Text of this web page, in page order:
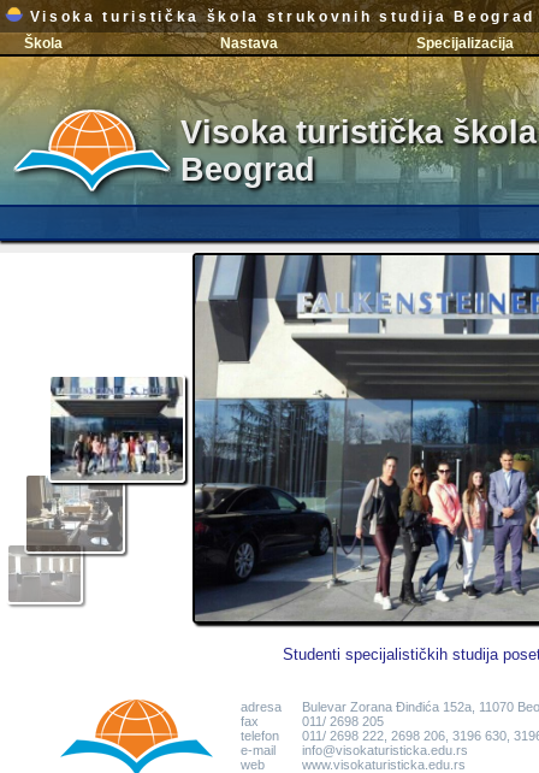
Visoka turistička škola strukovnih studija Beograd
Škola
Nastava Specijalizacija
Visoka turistička
Beograd
Studenti specijalističkih studija
adresa
Bulevar Zorana Đinđića 152a, 11070
fax
011/ 2698 205
telefon
011/ 2698 222, 2698 206, 3196 630,
e-mail
info@visokaturisticka.edu.rs
web
www.visokaturisticka.edu.rs